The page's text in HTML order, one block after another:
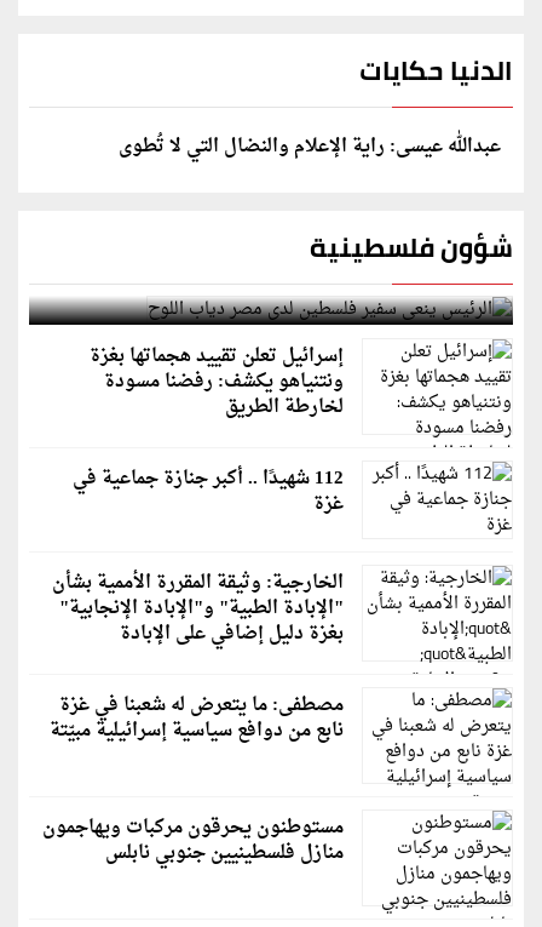
الدنيا حكايات
عبدالله عيسى: راية الإعلام والنضال التي لا تُطوى
شؤون فلسطينية
الرئيس ينعى سفير فلسطين لدى مصر دياب اللوح
إسرائيل تعلن تقييد هجماتها بغزة
ونتنياهو يكشف: رفضنا مسودة
لخارطة الطريق
112 شهيدًا .. أكبر جنازة جماعية في
غزة
الخارجية: وثيقة المقررة الأممية بشأن
"الإبادة الطبية" و"الإبادة الإنجابية"
بغزة دليل إضافي على الإبادة
مصطفى: ما يتعرض له شعبنا في غزة
نابع من دوافع سياسية إسرائيلية مبيّتة
مستوطنون يحرقون مركبات ويهاجمون
منازل فلسطينيين جنوبي نابلس